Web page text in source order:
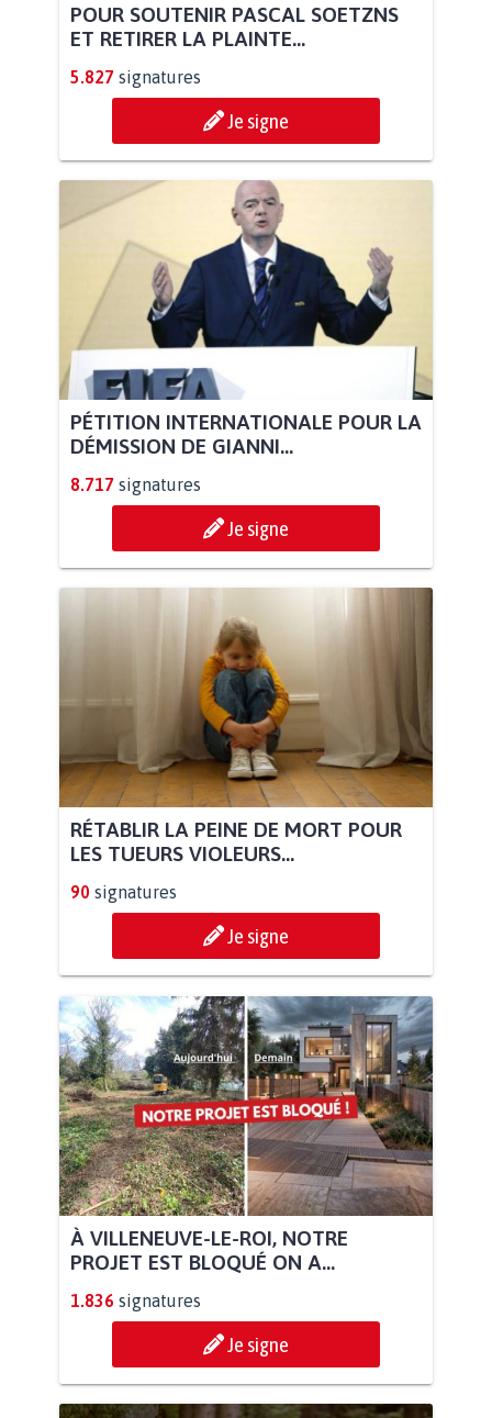
POUR SOUTENIR PASCAL SOETZNS
ET RETIRER LA PLAINTE...
5.827 signatures
Je signe
PÉTITION INTERNATIONALE POUR LA
DÉMISSION DE GIANNI...
8.717 signatures
Je signe
RÉTABLIR LA PEINE DE MORT POUR
LES TUEURS VIOLEURS...
90 signatures
Je signe
À VILLENEUVE-LE-ROI, NOTRE
PROJET EST BLOQUÉ ON A...
1.836 signatures
Je signe